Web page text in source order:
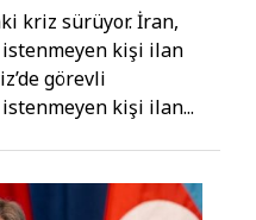
kriz sürüyor. İran,
istenmeyen kişi ilan
görevli
kişi ilan...